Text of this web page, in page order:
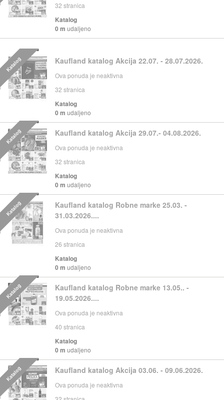
32 stranica
Katalog
0 m udaljeno
Kaufland katalog Akcija 22.07. - 28.07.2026.
Ova ponuda je neaktivna
32 stranica
Katalog
0 m udaljeno
Katalog
Kaufland katalog Akcija 29.07.- 04.08.2026.
Ova ponuda je neaktivna
32 stranica
Katalog
0 m udaljeno
Katalog
Kaufland katalog Robne marke 25.03. -
31.03.2026....
Ova ponuda je neaktivna
26 stranica
Katalog
0 m udaljeno
Katalog
Kaufland katalog Robne marke 13.05.. -
19.05.2026....
Ova ponuda je neaktivna
40 stranica
Katalog
0 m udaljeno
Katalog
Kaufland katalog Akcija 03.06. - 09.06.2026.
Ova ponuda je neaktivna
Katalog